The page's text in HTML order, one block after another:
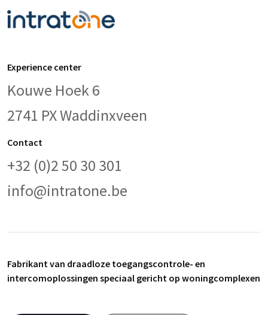
Experience center
Kouwe Hoek 6
2741 PX Waddinxveen
Contact
+32 (0)2 50 30 301
info@intratone.be
Fabrikant van draadloze toegangscontrole- en
intercomoplossingen speciaal gericht op woningcomplexen